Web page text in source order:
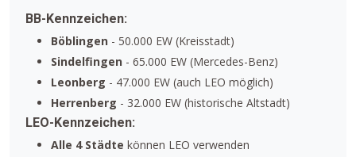
BB-Kennzeichen:
Böblingen - 50.000 EW (Kreisstadt)
Sindelfingen - 65.000 EW (Mercedes-Benz)
Leonberg - 47.000 EW (auch LEO möglich)
Herrenberg - 32.000 EW (historische Altstadt)
LEO-Kennzeichen:
Alle 4 Städte können LEO verwenden